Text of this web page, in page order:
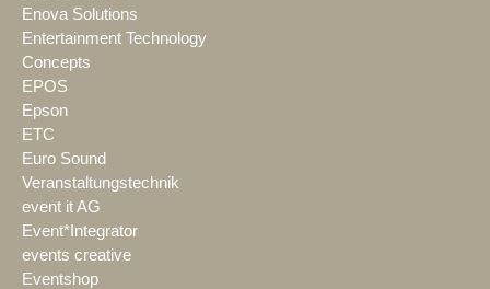
Enova Solutions
Entertainment Technology
Concepts
EPOS
Epson
ETC
Euro Sound
Veranstaltungstechnik
event it AG
Event*Integrator
events creative
Eventshop